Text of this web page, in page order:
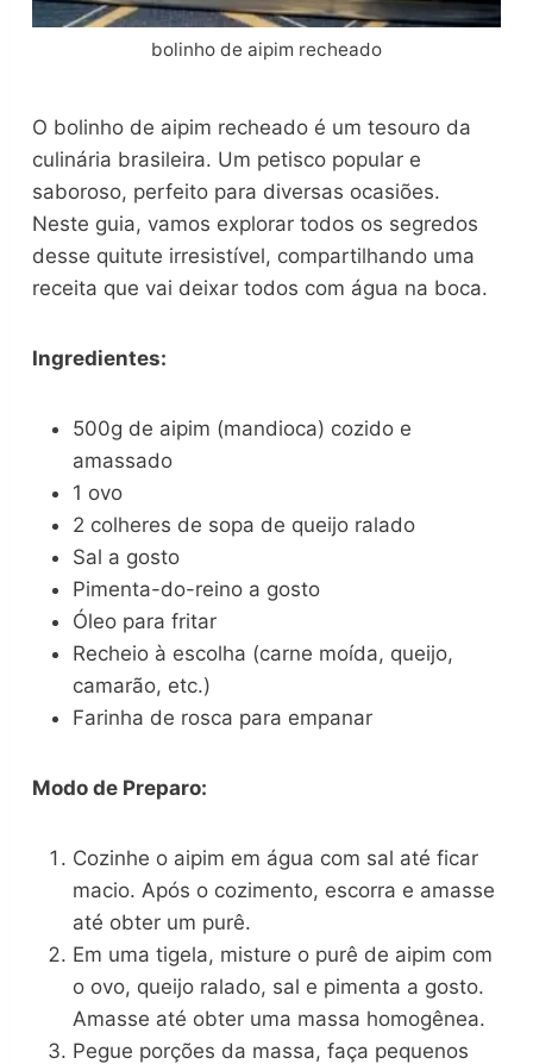
bolinho de aipim recheado
O bolinho de aipim recheado é um tesouro da
culinária brasileira. Um petisco popular e
saboroso, perfeito para diversas ocasiões.
Neste guia, vamos explorar todos os segredos
desse quitute irresistível, compartilhando uma
receita que vai deixar todos com água na boca.
Ingredientes:
500g de aipim (mandioca) cozido e
amassado
1 ovo
2 colheres de sopa de queijo ralado
Sal a gosto
Pimenta-do-reino a gosto
Óleo para fritar
Recheio à escolha (carne moída, queijo,
camarão, etc.)
Farinha de rosca para empanar
Modo de Preparo:
Cozinhe o aipim em água com sal até ficar
macio. Após o cozimento, escorra e amasse
até obter um purê.
Em uma tigela, misture o purê de aipim com
o ovo, queijo ralado, sal e pimenta a gosto.
Amasse até obter uma massa homogênea.
Pegue porções da massa, faça pequenos